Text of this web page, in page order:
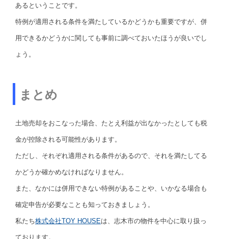
あるということです。
特例が適用される条件を満たしているかどうかも重要ですが、併
用できるかどうかに関しても事前に調べておいたほうが良いでし
ょう。
まとめ
土地売却をおこなった場合、たとえ利益が出なかったとしても税
金が控除される可能性があります。
ただし、それぞれ適用される条件があるので、それを満たしてる
かどうか確かめなければなりません。
また、なかには併用できない特例があることや、いかなる場合も
確定申告が必要なことも知っておきましょう。
私たち株式会社TOY HOUSEは、志木市の物件を中心に取り扱っ
ております。